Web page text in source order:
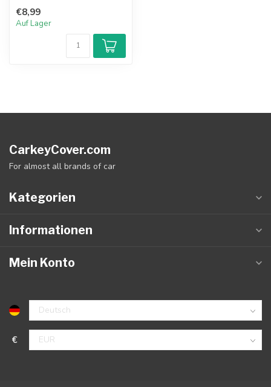
€8,99
Auf Lager
CarkeyCover.com
For almost all brands of car
Kategorien
Informationen
Mein Konto
€